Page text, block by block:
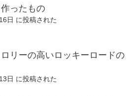
ったもの
日 に投稿された
リーの高いロッキーロードの
日 に投稿された